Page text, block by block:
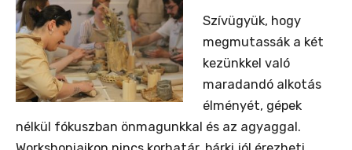
Szívügyük, hogy
megmutassák a két
kezünkkel való
maradandó alkotás
élményét, gépek
nélkül fókuszban önmagunkkal és az agyaggal.